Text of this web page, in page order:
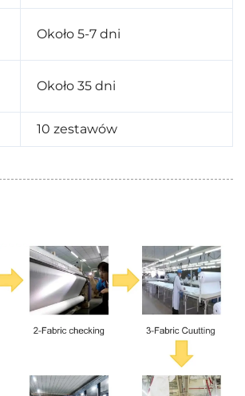
Około 5-7 dni
Około 35 dni
10 zestawów